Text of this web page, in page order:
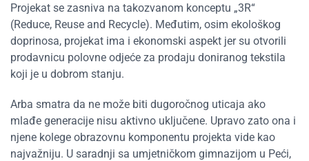
Projekat se zasniva na takozvanom konceptu „3R“
(Reduce, Reuse and Recycle). Međutim, osim ekološkog
doprinosa, projekat ima i ekonomski aspekt jer su otvorili
prodavnicu polovne odjeće za prodaju doniranog tekstila
koji je u dobrom stanju.
Arba smatra da ne može biti dugoročnog uticaja ako
mlađe generacije nisu aktivno uključene. Upravo zato ona i
njene kolege obrazovnu komponentu projekta vide kao
najvažniju. U saradnji sa umjetničkom gimnazijom u Peći,